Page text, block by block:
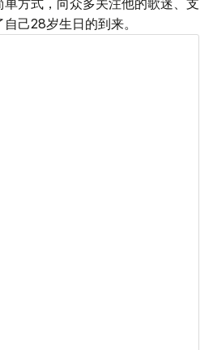
方式，向众多关注他的歌迷、支
己28岁生日的到来。